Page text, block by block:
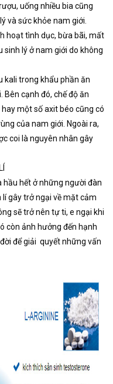
uống nhiều bia cũng
và sức khỏe nam giới.
hoạt tình dục, bừa bãi, mất
sinh lý ở nam giới do không
kali trong khẩu phần ăn
Bên cạnh đó, chế độ ăn
một số axit béo cũng có
của nam giới. Ngoài ra,
coi là nguyên nhân gây
hầu hết ở những người đàn
gây trở ngại về mặt cảm
sẽ trở nên tự ti, e ngại khi
còn ảnh hưởng đến hạnh
để giải quyết những vấn